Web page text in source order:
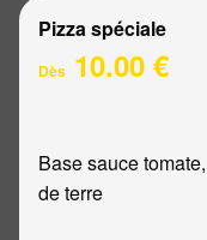
Pizza spéciale
Dès 10.00 €
Base sauce
de terre